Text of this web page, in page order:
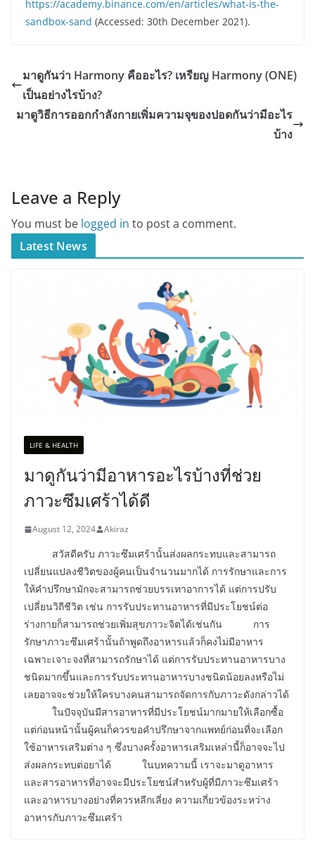
https://academy.binance.com/en/articles/what-is-the-
sandbox-sand (Accessed: 30th December 2021).
มาดูกันว่า Harmony คืออะไร? เหรียญ Harmony (ONE)
เป็นอย่างไรบ้าง?
มาดูวิธีการออกกำลังกายเพิ่มความจุของปอดกันว่ามีอะไร
บ้าง
Leave a Reply
You must be logged in to post a comment.
Latest News
LIFE & HEALTH
มาดูกันว่ามีอาหารอะไรบ้างที่ช่วย
ภาวะซึมเศร้าได้ดี
August 12, 2024 Akiraz
สวัสดีครับ ภาวะซึมเศร้านั้นส่งผลกระทบและสามารถ
เปลี่ยนแปลงชีวิตของผู้คนเป็นจำนวนมากได้ การรักษาและการ
ให้คำปรึกษามักจะสามารถช่วยบรรเทาอาการได้ แต่การปรับ
เปลี่ยนวิถีชีวิต เช่น การรับประทานอาหารที่มีประโยชน์ต่อ
ร่างกายก็สามารถช่วยเพิ่มสุขภาวะจิตได้เช่นกัน การ
รักษาภาวะซึมเศร้านั้นถ้าพูดถึงอาหารแล้วก็คงไม่มีอาหาร
เฉพาะเจาะจงที่สามารถรักษาได้ แต่การรับประทานอาหารบาง
ชนิดมากขึ้นและการรับประทานอาหารบางชนิดน้อยลงหรือไม่
เลยอาจจะช่วยให้ใครบางคนสามารถจัดการกับภาวะดังกล่าวได้
ในปัจจุบันมีสารอาหารที่มีประโยชน์มากมายให้เลือกซื้อ
แต่ก่อนหน้านั้นผู้คนก็ควรขอคำปรึกษาจากแพทย์ก่อนที่จะเลือก
ใช้อาหารเสริมต่าง ๆ ซึ่งบางครั้งอาหารเสริมเหล่านี้ก็อาจจะไป
ส่งผลกระทบต่อยาได้ ในบทความนี้ เราจะมาดูอาหาร
และสารอาหารที่อาจจะมีประโยชน์สำหรับผู้ที่มีภาวะซึมเศร้า
และอาหารบางอย่างที่ควรหลีกเลี่ยง ความเกี่ยวข้องระหว่าง
อาหารกับภาวะซึมเศร้า